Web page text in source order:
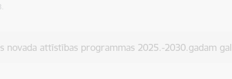
novada attīstības programmas 2025.-2030.gadam